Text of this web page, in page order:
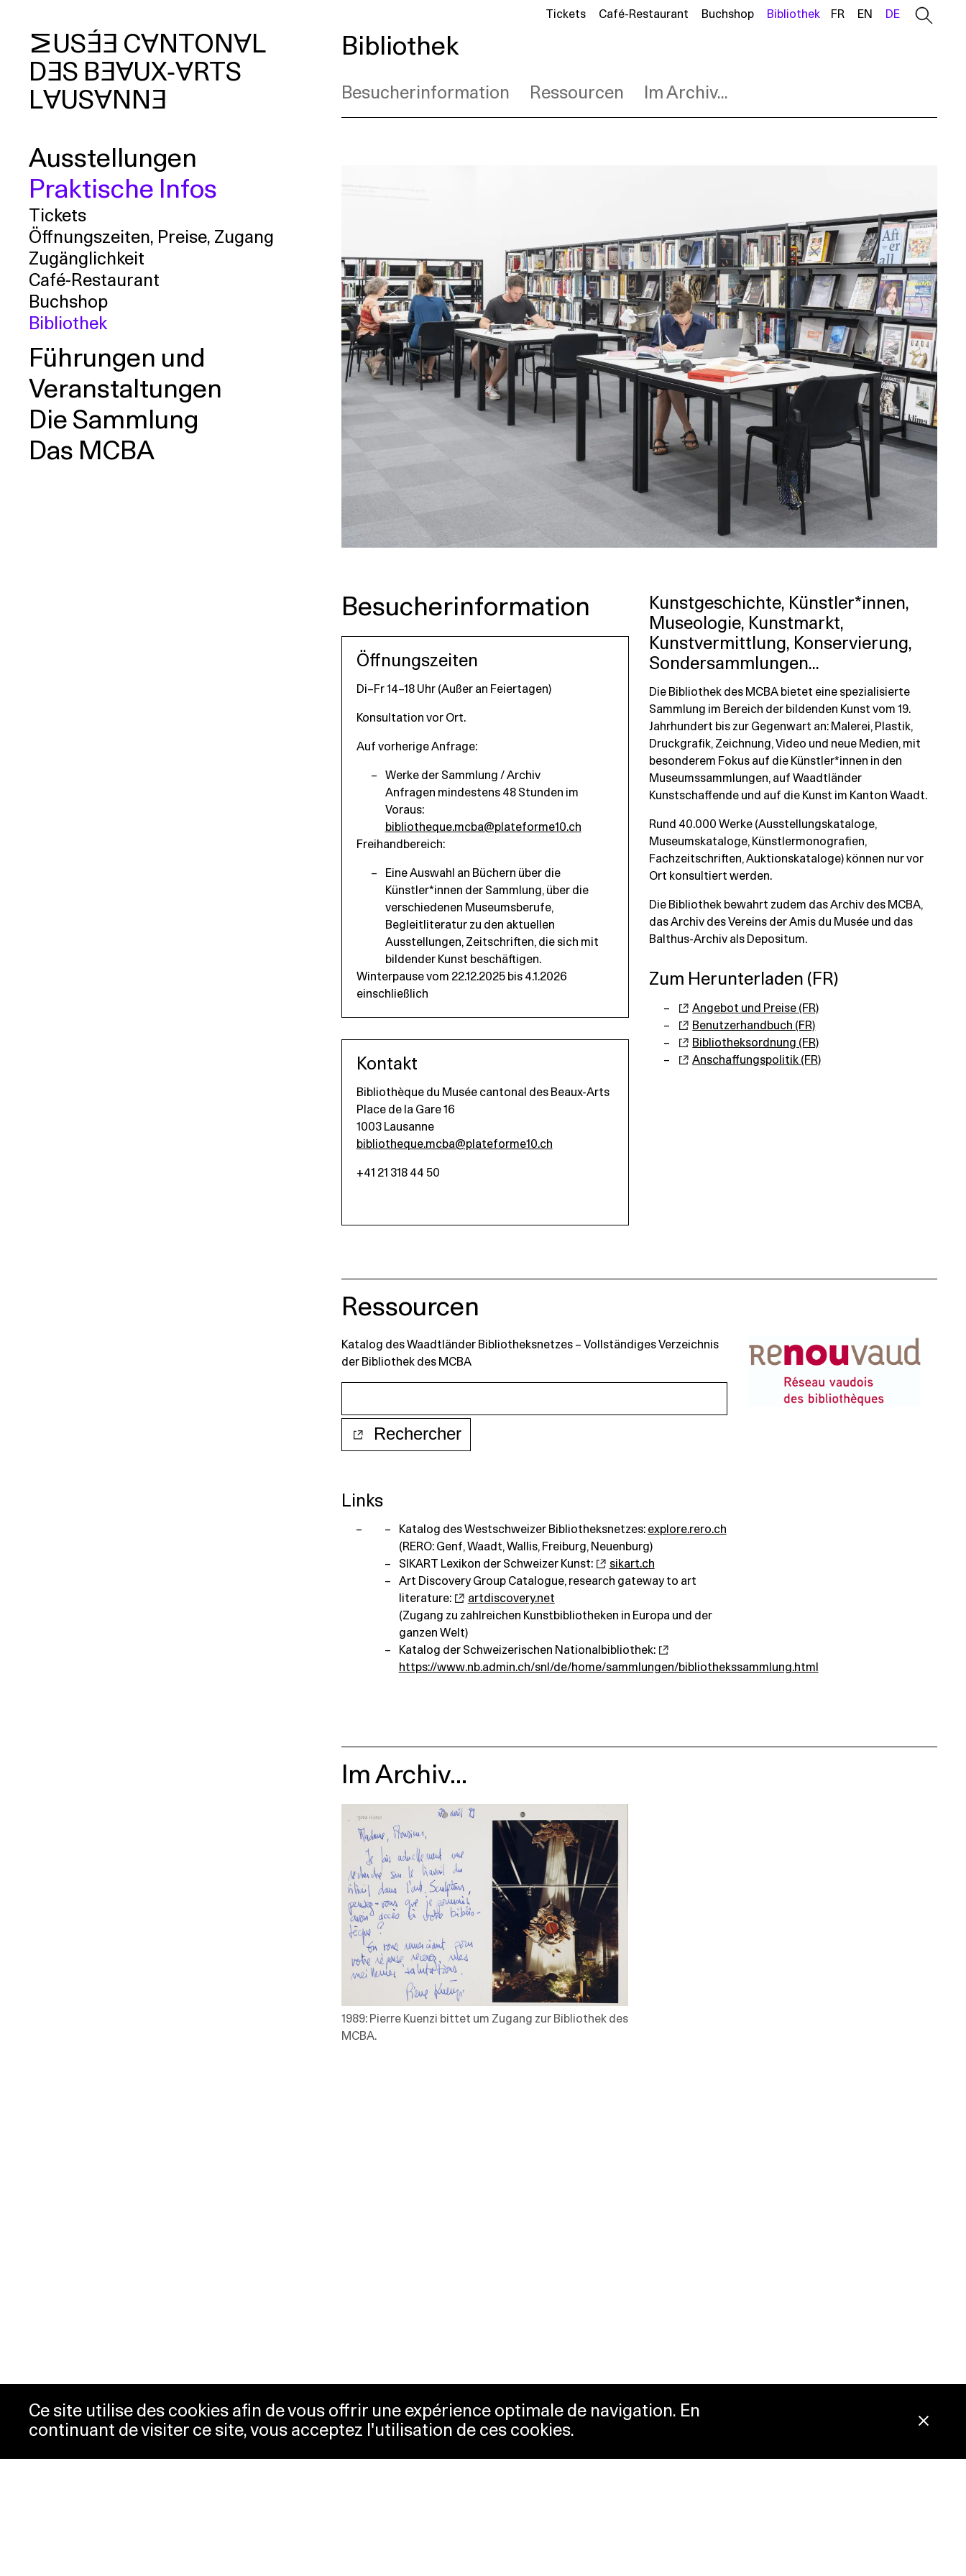
Ce site utilise des cookies afin de vous offrir une expérience optimale de navigation. En
continuant de visiter ce site, vous acceptez l'utilisation de ces cookies.
MUSÉE CANTONAL
DES BEAUX‑ARTS
LAUSANNE
Ausstellungen
Praktische Infos
Tickets
Öffnungszeiten, Preise, Zugang
Zugänglichkeit
Café-Restaurant
Buchshop
Bibliothek
Führungen und
Veranstaltungen
Die Sammlung
Das MCBA
Tickets Café-Restaurant Buchshop Bibliothek FR EN DE
Bibliothek
Besucherinformation Ressourcen Im Archiv...
Besucherinformation
Öffnungszeiten
Di–Fr 14–18 Uhr (Außer an Feiertagen)
Konsultation vor Ort.
Auf vorherige Anfrage:
Werke der Sammlung / Archiv
Anfragen mindestens 48 Stunden im
Voraus:
bibliotheque.mcba@plateforme10.ch
Freihandbereich:
Eine Auswahl an Büchern über die
Künstler*innen der Sammlung, über die
verschiedenen Museumsberufe,
Begleitliteratur zu den aktuellen
Ausstellungen, Zeitschriften, die sich mit
bildender Kunst beschäftigen.
Winterpause vom 22.12.2025 bis 4.1.2026
einschließlich
Kontakt
Bibliothèque du Musée cantonal des Beaux-Arts
Place de la Gare 16
1003 Lausanne
bibliotheque.mcba@plateforme10.ch
+41 21 318 44 50
Kunstgeschichte, Künstler*innen,
Museologie, Kunstmarkt,
Kunstvermittlung, Konservierung,
Sondersammlungen…
Die Bibliothek des MCBA bietet eine spezialisierte
Sammlung im Bereich der bildenden Kunst vom 19.
Jahrhundert bis zur Gegenwart an: Malerei, Plastik,
Druckgrafik, Zeichnung, Video und neue Medien, mit
besonderem Fokus auf die Künstler*innen in den
Museumssammlungen, auf Waadtländer
Kunstschaffende und auf die Kunst im Kanton Waadt.
Rund 40.000 Werke (Ausstellungskataloge,
Museumskataloge, Künstlermonografien,
Fachzeitschriften, Auktionskataloge) können nur vor
Ort konsultiert werden.
Die Bibliothek bewahrt zudem das Archiv des MCBA,
das Archiv des Vereins der Amis du Musée und das
Balthus-Archiv als Depositum.
Zum Herunterladen (FR)
Angebot und Preise (FR)
Benutzerhandbuch (FR)
Bibliotheksordnung (FR)
Anschaffungspolitik (FR)
Ressourcen
Katalog des Waadtländer Bibliotheksnetzes – Vollständiges Verzeichnis
der Bibliothek des MCBA
Links
Katalog des Westschweizer Bibliotheksnetzes: explore.rero.ch
(RERO: Genf, Waadt, Wallis, Freiburg, Neuenburg)
SIKART Lexikon der Schweizer Kunst:
sikart.ch
Art Discovery Group Catalogue, research gateway to art
literature:
artdiscovery.net
(Zugang zu zahlreichen Kunstbibliotheken in Europa und der
ganzen Welt)
Katalog der Schweizerischen Nationalbibliothek:
https://www.nb.admin.ch/snl/de/home/sammlungen/bibliothekssammlung.html
Im Archiv...
1989: Pierre Kuenzi bittet um Zugang zur Bibliothek des
MCBA.